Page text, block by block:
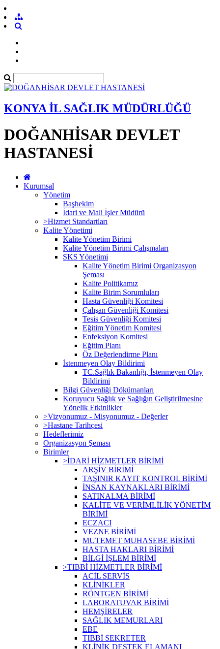
KONYA İL SAĞLIK MÜDÜRLÜĞÜ
DOĞANHİSAR DEVLET
HASTANESİ
Kurumsal
Yönetim
Başhekim
İdari ve Mali İşler Müdürü
>Hizmet Standartları
Kalite Yönetimi
Kalite Yönetim Birimi
Kalite Yönetim Birimi Çalışmaları
SKS Yönetimi
Kalite Yönetim Birimi Organizasyon
Şeması
Kalite Politikamız
Kalite Birim Sorumluları
Hasta Güvenliği Komitesi
Çalışan Güvenliği Komitesi
Tesis Güvenliği Komitesi
Eğitim Yönetim Komitesi
Enfeksiyon Komitesi
Eğitim Planı
Öz Değerlendirme Planı
İstenmeyen Olay Bildirimi
TC.Sağlık Bakanlığı, İstenmeyen Olay
Bildirimi
Bilgi Güvenliği Dökümanları
Koruyucu Sağlık ve Sağlığın Geliştirilmesine
Yönelik Etkinlikler
>Vizyonumuz - Misyonumuz - Değerler
>Hastane Tarihçesi
Hedeflerimiz
Organizasyon Şeması
Birimler
>İDARİ HİZMETLER BİRİMİ
ARŞİV BİRİMİ
TAŞINIR KAYIT KONTROL BİRİMİ
İNSAN KAYNAKLARI BİRİMİ
SATINALMA BİRİMİ
KALİTE VE VERİMLİLİK YÖNETİM
BİRİMİ
ECZACI
VEZNE BİRİMİ
MUTEMET MUHASEBE BİRİMİ
HASTA HAKLARI BİRİMİ
BİLGİ İŞLEM BİRİMİ
>TIBBİ HİZMETLER BİRİMİ
ACİL SERVİS
KLİNİKLER
RÖNTGEN BİRİMİ
LABORATUVAR BİRİMİ
HEMŞİRELER
SAĞLIK MEMURLARI
EBE
TIBBİ SEKRETER
KLİNİK DESTEK ELAMANI